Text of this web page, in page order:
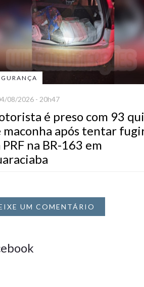
08/2026 - 20h47
é preso com 93
maconha após tentar
PRF na BR-163 em
UM COMENTÁRIO